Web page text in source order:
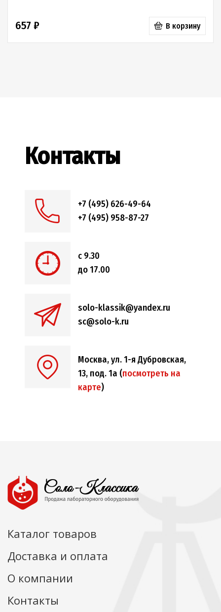
657 ₽ В корзину
Контакты
+7 (495) 626-49-64
+7 (495) 958-87-27
с 9.30
до 17.00
solo-klassik@yandex.ru
sc@solo-k.ru
Москва, ул. 1-я Дубровская,
13, под. 1а (посмотреть на
карте)
Каталог товаров
Доставка и оплата
О компании
Контакты